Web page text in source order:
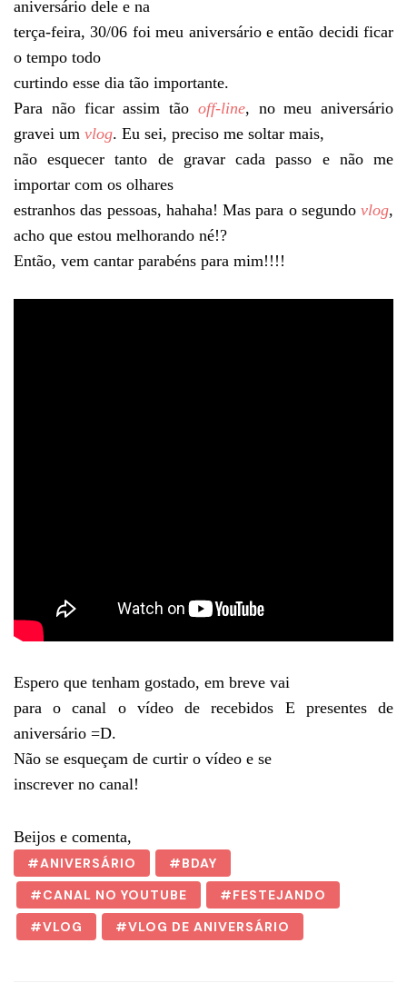
aniversário dele e na
terça-feira, 30/06 foi meu aniversário e então decidi ficar
o tempo todo
curtindo esse dia tão importante.
Para não ficar assim tão off-line, no meu aniversário
gravei um vlog. Eu sei, preciso me soltar mais,
não esquecer tanto de gravar cada passo e não me
importar com os olhares
estranhos das pessoas, hahaha! Mas para o segundo vlog,
acho que estou melhorando né!?
Então, vem cantar parabéns para mim!!!!
Espero que tenham gostado, em breve vai
para o canal o vídeo de recebidos E presentes de
aniversário =D.
Não se esqueçam de curtir o vídeo e se
inscrever no canal!
Beijos e comenta,
ANIVERSÁRIO
BDAY
CANAL NO YOUTUBE
FESTEJANDO
VLOG
VLOG DE ANIVERSÁRIO